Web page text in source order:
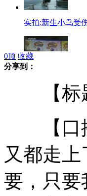
实拍:新生小鸟受
武汉一高中禁止
纽贝贝回应代理
0顶 收藏
分享到：
【标题
【口播
又都走
要，只要